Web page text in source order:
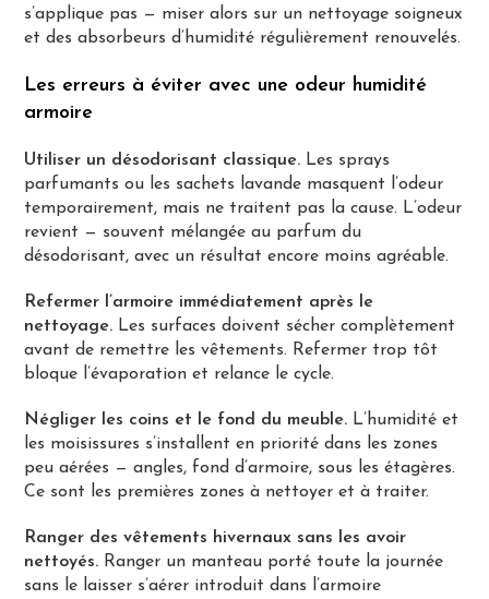
s’applique pas — miser alors sur un nettoyage soigneux
et des absorbeurs d’humidité régulièrement renouvelés.
Les erreurs à éviter avec une odeur humidité
armoire
Utiliser un désodorisant classique. Les sprays
parfumants ou les sachets lavande masquent l’odeur
temporairement, mais ne traitent pas la cause. L’odeur
revient — souvent mélangée au parfum du
désodorisant, avec un résultat encore moins agréable.
Refermer l’armoire immédiatement après le
nettoyage. Les surfaces doivent sécher complètement
avant de remettre les vêtements. Refermer trop tôt
bloque l’évaporation et relance le cycle.
Négliger les coins et le fond du meuble. L’humidité et
les moisissures s’installent en priorité dans les zones
peu aérées — angles, fond d’armoire, sous les étagères.
Ce sont les premières zones à nettoyer et à traiter.
Ranger des vêtements hivernaux sans les avoir
nettoyés. Ranger un manteau porté toute la journée
sans le laisser s’aérer introduit dans l’armoire